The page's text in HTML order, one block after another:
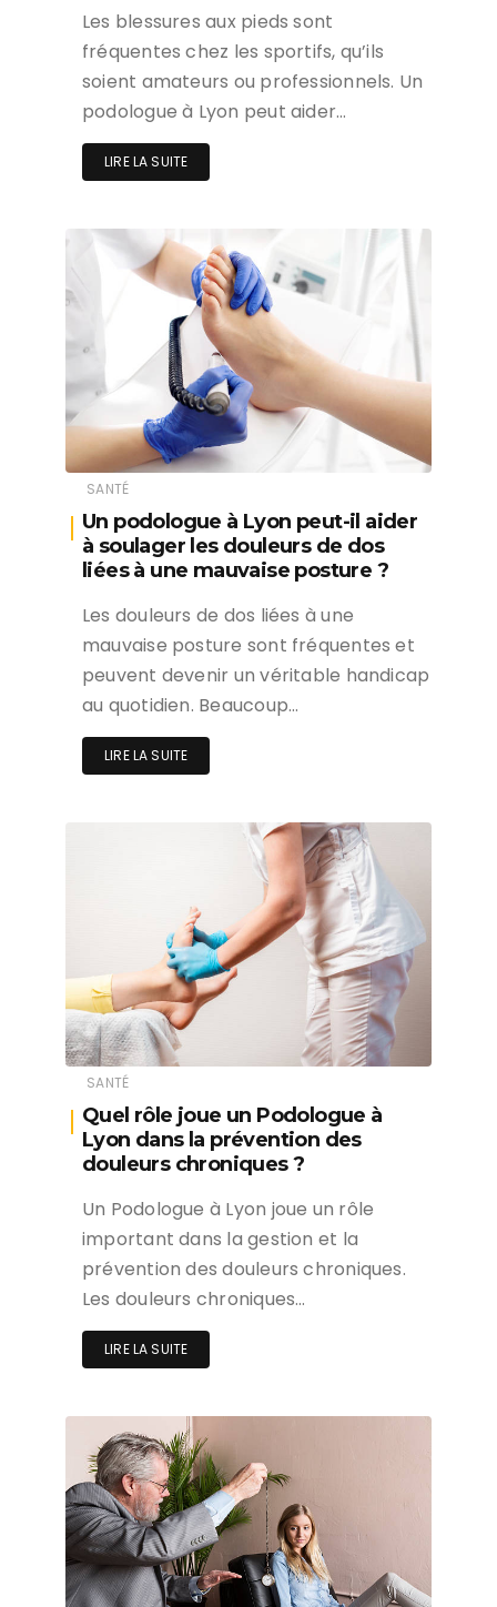
Les blessures aux pieds sont
fréquentes chez les sportifs, qu’ils
soient amateurs ou professionnels. Un
podologue à Lyon peut aider…
LIRE LA SUITE
SANTÉ
Un podologue à Lyon peut-il aider
à soulager les douleurs de dos
liées à une mauvaise posture ?
Les douleurs de dos liées à une
mauvaise posture sont fréquentes et
peuvent devenir un véritable handicap
au quotidien. Beaucoup…
LIRE LA SUITE
SANTÉ
Quel rôle joue un Podologue à
Lyon dans la prévention des
douleurs chroniques ?
Un Podologue à Lyon joue un rôle
important dans la gestion et la
prévention des douleurs chroniques.
Les douleurs chroniques…
LIRE LA SUITE